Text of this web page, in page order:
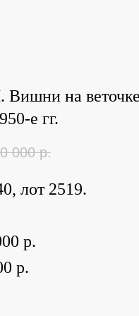
на
е гг.
000 р.
лот 2519.
р.
р.